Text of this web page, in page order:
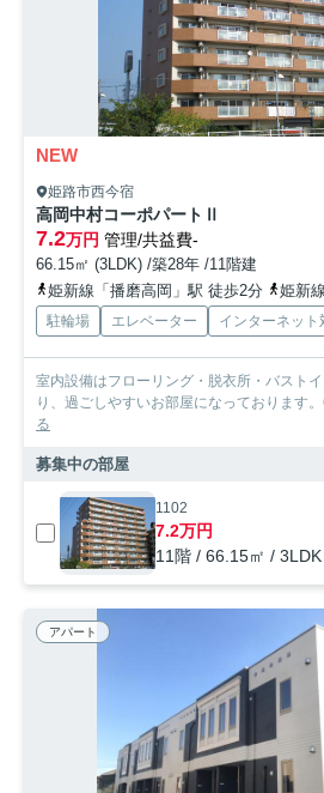
NEW
姫路市西今宿
高岡中村コーポパートⅡ
7.2万円 管理/共益費-
66.15㎡ (3LDK) /築28年 /11階建
姫新線「播磨高岡」駅 徒歩2分
姫新
駐輪場 エレベーター インターネット
室内設備はフローリング・脱衣所・バスト
り、過ごしやすいお部屋になっております
る
募集中の部屋
1102
7.2万円
11階 / 66.15㎡ / 3LDK
アパート